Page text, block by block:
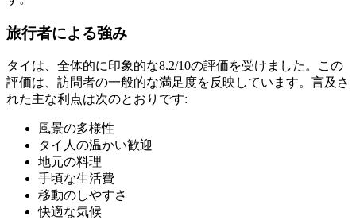
旅行者による強み
タイは、全体的に印象的な8.2/10の評価を受けました。この
評価は、訪問者の一般的な満足度を反映しています。言及さ
れた主な利点は次のとおりです:
風景の多様性
タイ人の温かい歓迎
地元の料理
手頃な生活費
移動のしやすさ
快適な気候